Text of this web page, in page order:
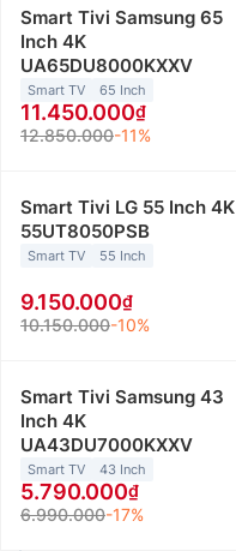
Smart Tivi Samsung 65
Inch 4K
UA65DU8000KXXV
Smart TV 65 Inch
11.450.000
12.850.000-11%
Smart Tivi LG 55 Inch 4K
55UT8050PSB
Smart TV 55 Inch
9.150.000
10.150.000-10%
Smart Tivi Samsung 43
Inch 4K
UA43DU7000KXXV
Smart TV 43 Inch
5.790.000
6.990.000-17%